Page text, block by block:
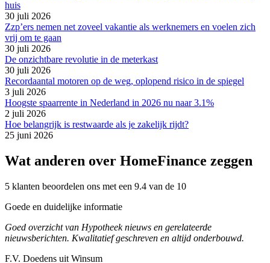
huis
30 juli 2026
Zzp’ers nemen net zoveel vakantie als werknemers en voelen zich
vrij om te gaan
30 juli 2026
De onzichtbare revolutie in de meterkast
30 juli 2026
Recordaantal motoren op de weg, oplopend risico in de spiegel
3 juli 2026
Hoogste spaarrente in Nederland in 2026 nu naar 3.1%
2 juli 2026
Hoe belangrijk is restwaarde als je zakelijk rijdt?
25 juni 2026
Wat anderen over HomeFinance zeggen
5 klanten beoordelen ons met een 9.4 van de 10
Goede en duidelijke informatie
Goed overzicht van Hypotheek nieuws en gerelateerde
nieuwsberichten. Kwalitatief geschreven en altijd onderbouwd.
F.V. Doedens uit Winsum